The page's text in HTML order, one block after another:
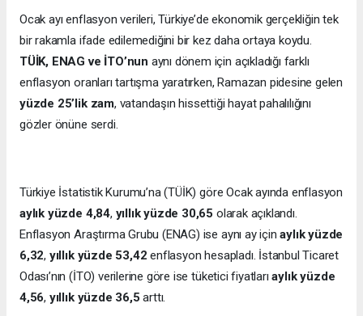
Ocak ayı enflasyon verileri, Türkiye’de ekonomik gerçekliğin tek
bir rakamla ifade edilemediğini bir kez daha ortaya koydu.
TÜİK, ENAG ve İTO’nun aynı dönem için açıkladığı farklı
enflasyon oranları tartışma yaratırken, Ramazan pidesine gelen
yüzde 25’lik zam, vatandaşın hissettiği hayat pahalılığını
gözler önüne serdi.
Türkiye İstatistik Kurumu’na (TÜİK) göre Ocak ayında enflasyon
aylık yüzde 4,84, yıllık yüzde 30,65 olarak açıklandı.
Enflasyon Araştırma Grubu (ENAG) ise aynı ay içinaylık yüzde
6,32, yıllık yüzde 53,42 enflasyon hesapladı. İstanbul Ticaret
Odası’nın (İTO) verilerine göre ise tüketici fiyatlarıaylık yüzde
4,56, yıllık yüzde 36,5 arttı.